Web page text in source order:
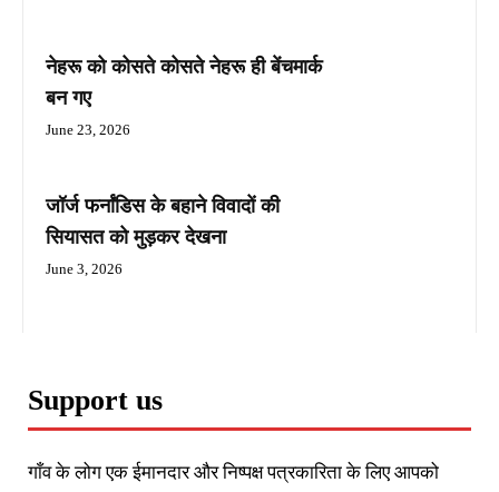
नेहरू को कोसते कोसते नेहरू ही बेंचमार्क
बन गए
June 23, 2026
जॉर्ज फर्नांडिस के बहाने विवादों की
सियासत को मुड़कर देखना
June 3, 2026
Support us
गाँव के लोग एक ईमानदार और निष्पक्ष पत्रकारिता के लिए आपको